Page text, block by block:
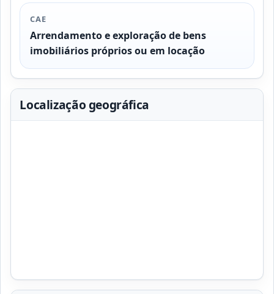
CAE
Arrendamento e exploração de bens
imobiliários próprios ou em locação
Localização geográfica